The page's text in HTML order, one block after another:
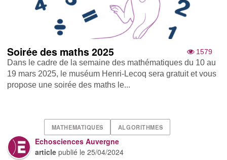
1579
Soirée des maths 2025
Dans le cadre de la semaine des mathématiques du 10 au
19 mars 2025, le muséum Henri-Lecoq sera gratuit et vous
propose une soirée des maths le...
MATHEMATIQUES ALGORITHMES
Echosciences Auvergne
article publié le25/04/2024